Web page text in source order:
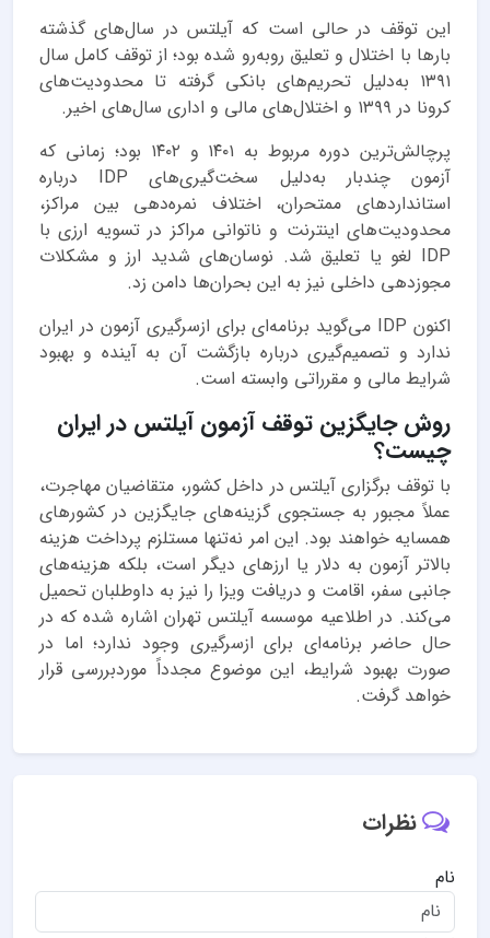
این توقف در حالی است که آیلتس در سال‌های گذشته
بارها با اختلال و تعلیق روبه‌رو شده بود؛ از توقف کامل سال
۱۳۹۱ به‌دلیل تحریم‌های بانکی گرفته تا محدودیت‌های
کرونا در ۱۳۹۹ و اختلال‌های مالی و اداری سال‌های اخیر.
پرچالش‌ترین دوره مربوط به ۱۴۰۱ و ۱۴۰۲ بود؛ زمانی که
آزمون چندبار به‌دلیل سخت‌گیری‌های IDP درباره
استانداردهای ممتحران، اختلاف نمره‌دهی بین مراکز،
محدودیت‌های اینترنت و ناتوانی مراکز در تسویه ارزی با
IDP لغو یا تعلیق شد. نوسان‌های شدید ارز و مشکلات
مجوزدهی داخلی نیز به این بحران‌ها دامن زد.
اکنون IDP می‌گوید برنامه‌ای برای ازسرگیری آزمون در ایران
ندارد و تصمیم‌گیری درباره بازگشت آن به آینده و بهبود
شرایط مالی و مقرراتی وابسته است.
روش جایگزین توقف آزمون آیلتس در ایران
چیست؟
با توقف برگزاری آیلتس در داخل کشور، متقاضیان مهاجرت،
عملاً مجبور به جستجوی گزینه‌های جایگزین در کشورهای
همسایه خواهند بود. این امر نه‌تنها مستلزم پرداخت هزینه
بالاتر آزمون به دلار یا ارزهای دیگر است، بلکه هزینه‌های
جانبی سفر، اقامت و دریافت ویزا را نیز به داوطلبان تحمیل
می‌کند. در اطلاعیه موسسه آیلتس تهران اشاره شده که در
حال حاضر برنامه‌ای برای ازسرگیری وجود ندارد؛ اما در
صورت بهبود شرایط، این موضوع مجدداً موردبررسی قرار
خواهد گرفت.
نظرات
نام